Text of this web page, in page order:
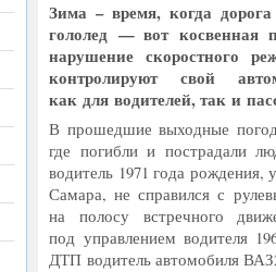
Зима – время, когда
гололед — вот косвенная
нарушение скоростного
контролируют свой
как для водителей, так и
В прошедшие выходные
где погибли и пострадали
водитель 1971 года рождения,
Самара, не справился с
на полосу встречного
под управлением водителя
ДТП водитель автомобиля